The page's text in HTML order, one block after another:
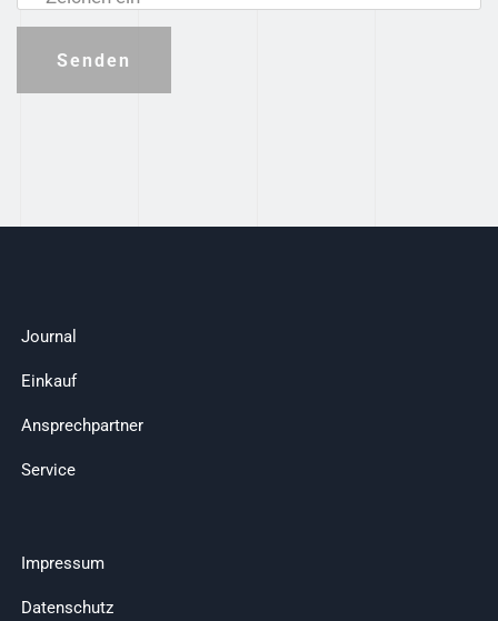
Senden
Journal
Einkauf
Ansprechpartner
Service
Impressum
Datenschutz